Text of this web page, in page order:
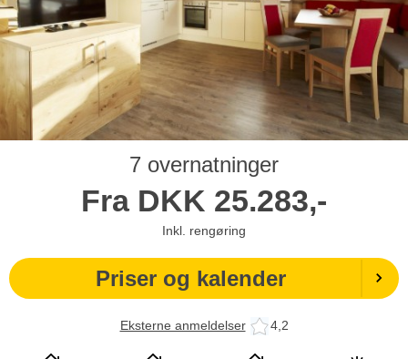
7 overnatninger
Fra DKK 25.283,-
Inkl. rengøring
Priser og kalender
Eksterne anmeldelser 4,2